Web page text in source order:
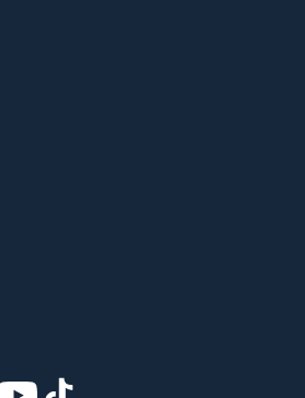
）
中打开）
窗口中打开）
在新窗口中打开）
（在新窗口中打开）